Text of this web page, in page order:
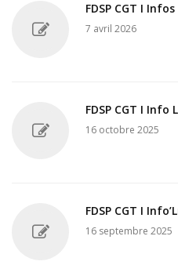
FDSP CGT I
7 avril 2026
FDSP CGT I Info
16 octobre 2025
FDSP CGT I
16 septembre 2025